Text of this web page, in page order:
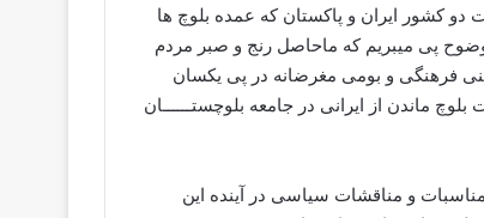
کشور ایران و پاکستان که عمده بلوچ ها
پی میبریم که ماحاصل رنج و صبر مردم
فرهنگی و بومی مغرضانه در پی یکسان
ماندن از ایرانی در جامعه بلوچستــــــان
مناسبات و مناقشات سیاسی در آینده این